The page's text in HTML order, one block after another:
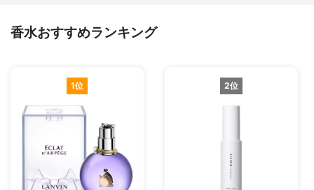
香水おすすめランキング
1位 2位